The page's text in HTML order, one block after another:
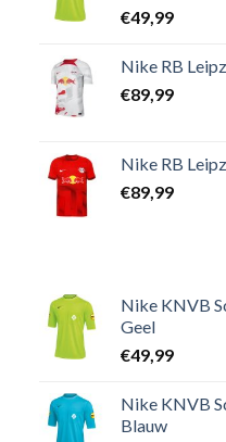
€49,99
Nike RB
€89,99
Nike RB
€89,99
Nike KNVB
Geel
€49,99
Nike KNVB
Blauw